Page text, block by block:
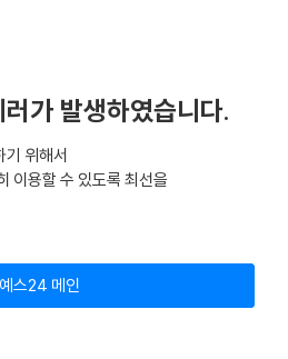
가 발생하였습니다.
기 위해서
이용할 수 있도록 최선을
예스24 메인